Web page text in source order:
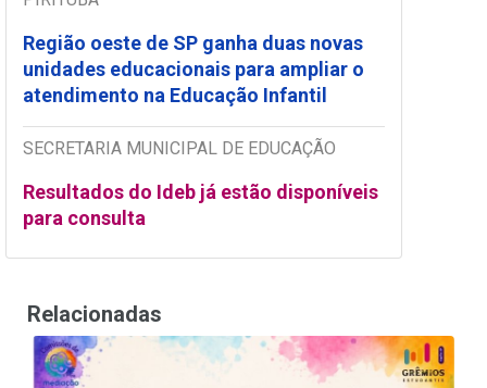
Região oeste de SP ganha duas novas
unidades educacionais para ampliar o
atendimento na Educação Infantil
SECRETARIA MUNICIPAL DE EDUCAÇÃO
Resultados do Ideb já estão disponíveis
para consulta
Relacionadas